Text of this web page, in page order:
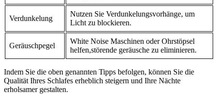
Verdunkelung
Nutzen Sie Verdunkelungsvorhänge,⁢ um
Licht zu blockieren.
Geräuschpegel
White ⁣Noise Maschinen oder Ohrstöpsel
helfen,störende ​geräusche zu eliminieren.
Indem Sie die oben genannten‌ Tipps befolgen, können​ Sie die
Qualität Ihres Schlafes erheblich⁣ steigern und Ihre Nächte
erholsamer gestalten.